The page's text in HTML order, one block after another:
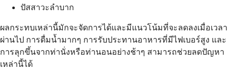
ปัสสาวะลำบาก
ผลกระทบเหล่านี้มักจะจัดการได้และมีแนวโน้มที่จะลดลงเมื่อเวลา
ผ่านไป การดื่มน้ำมากๆ การรับประทานอาหารที่มีไฟเบอร์สูง และ
การลุกขึ้นจากท่านั่งหรือท่านอนอย่างช้าๆ สามารถช่วยลดปัญหา
เหล่านี้ได้